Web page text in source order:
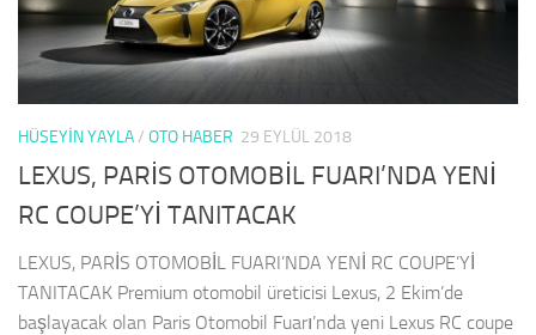
HÜSEYIN YAYLA/ OTO HABER 29 EYLÜL 2018
LEXUS, PARİS OTOMOBİL FUARI’NDA YENİ
RC COUPE’Yİ TANITACAK
LEXUS, PARİS OTOMOBİL FUARI’NDA YENİ RC COUPE’Yİ
TANITACAK Premium otomobil üreticisi Lexus, 2 Ekim’de
başlayacak olan Paris Otomobil Fuarı’nda yeni Lexus RC coupe